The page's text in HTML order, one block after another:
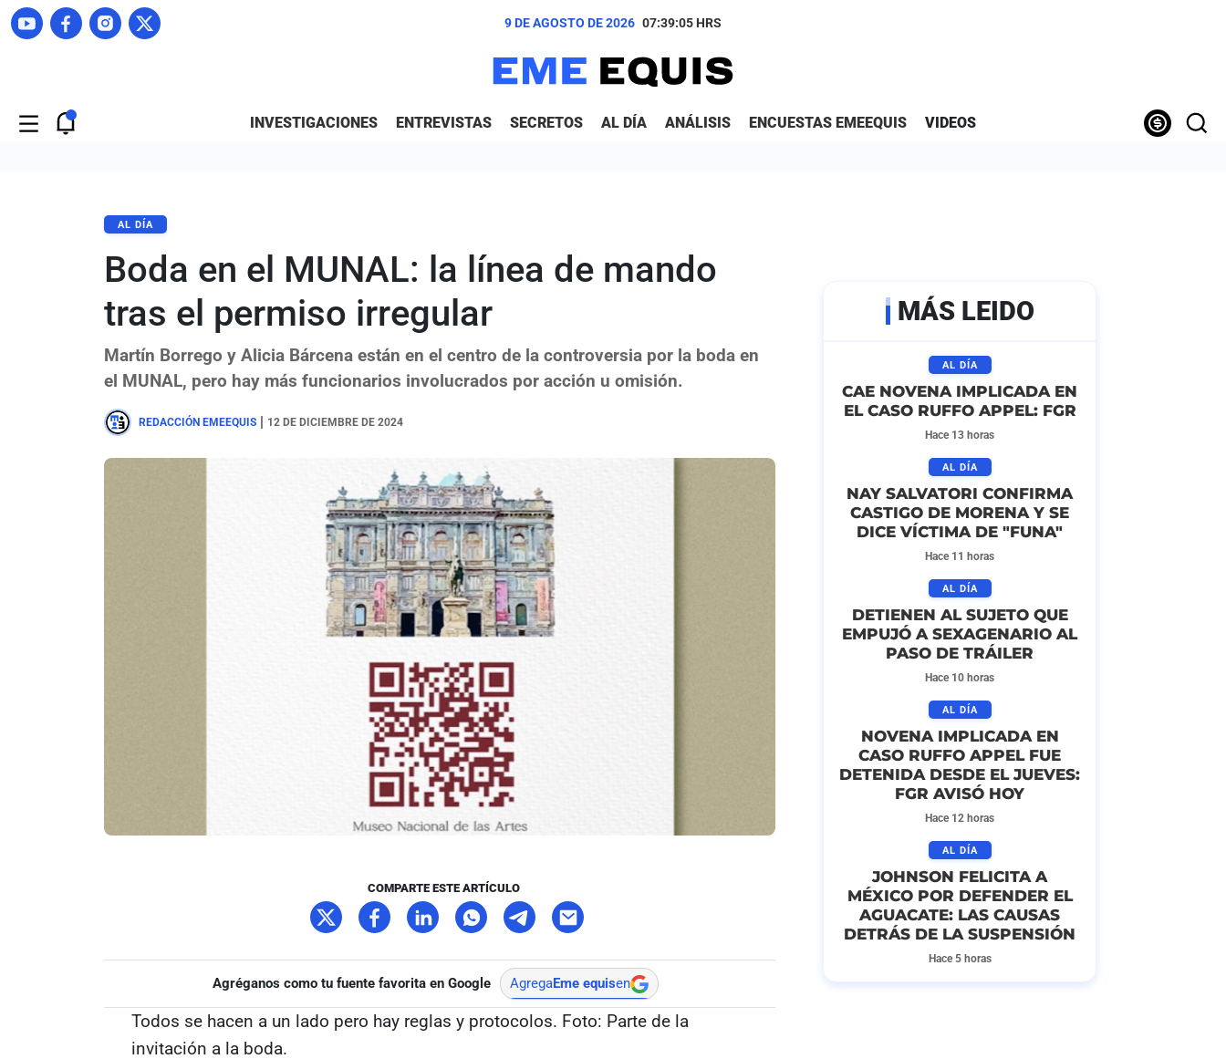
9 DE AGOSTO DE 2026 07:39:06 HRS
INVESTIGACIONES ENTREVISTAS SECRETOS AL DÍA ANÁLISIS ENCUESTAS EMEEQUIS VIDEOS
AL DÍA
Boda en el MUNAL: la línea de mando
tras el permiso irregular
Martín Borrego y Alicia Bárcena están en el centro de la controversia por la boda en
el MUNAL, pero hay más funcionarios involucrados por acción u omisión.
REDACCIÓN EMEEQUIS 12 DE DICIEMBRE DE 2024
COMPARTE ESTE ARTÍCULO
Agréganos como tu fuente favorita en Google AgregaEme equisen
Todos se hacen a un lado pero hay reglas y protocolos. Foto: Parte de la
invitación a la boda.
MÁS LEIDO
AL DÍA
CAE NOVENA IMPLICADA EN
EL CASO RUFFO APPEL: FGR
Hace 13 horas
AL DÍA
NAY SALVATORI CONFIRMA
CASTIGO DE MORENA Y SE
DICE VÍCTIMA DE "FUNA"
Hace 11 horas
AL DÍA
DETIENEN AL SUJETO QUE
EMPUJÓ A SEXAGENARIO AL
PASO DE TRÁILER
Hace 10 horas
AL DÍA
NOVENA IMPLICADA EN
CASO RUFFO APPEL FUE
DETENIDA DESDE EL JUEVES:
FGR AVISÓ HOY
Hace 12 horas
AL DÍA
JOHNSON FELICITA A
MÉXICO POR DEFENDER EL
AGUACATE: LAS CAUSAS
DETRÁS DE LA SUSPENSIÓN
Hace 5 horas